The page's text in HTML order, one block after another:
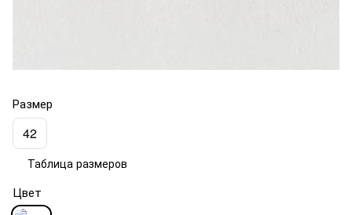
Размер
42
Таблица размеров
Цвет